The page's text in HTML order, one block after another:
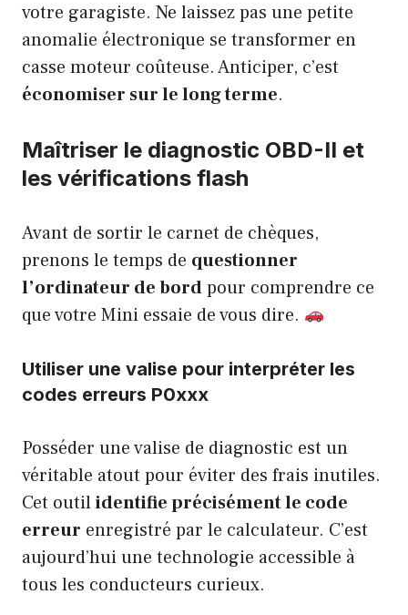
votre garagiste. Ne laissez pas une petite
anomalie électronique se transformer en
casse moteur coûteuse. Anticiper, c’est
économiser sur le long terme.
Maîtriser le diagnostic OBD-II et
les vérifications flash
Avant de sortir le carnet de chèques,
prenons le temps de questionner
l’ordinateur de bordpour comprendre ce
que votre Mini essaie de vous dire.
Utiliser une valise pour interpréter les
codes erreurs P0xxx
Posséder une valise de diagnostic est un
véritable atout pour éviter des frais inutiles.
Cet outilidentifie précisément le code
erreur enregistré par le calculateur. C’est
aujourd’hui une technologie accessible à
tous les conducteurs curieux.